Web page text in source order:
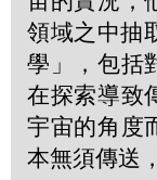
領域之中抽
學」，包括
在探索導致
宇宙的角度
本無須傳送